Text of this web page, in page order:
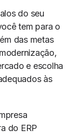
do seu
tem para o
das metas
e escolha
às
do ERP